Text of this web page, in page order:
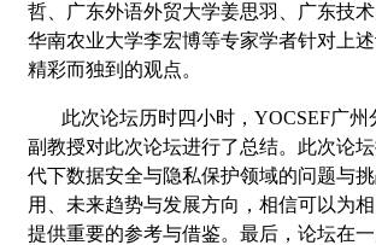
哲、广东外语外贸大学姜思羽、广东技术
华南农业大学李宏博等专家学者针对上
精彩而独到的观点。
此次论坛历时四小时， YOCSEF广州
副教授对此次论坛进行了总结。 此次论
代下数据安全与隐私保护领域的问题与
用、未来趋势与发展方向，相信可以为
提供重要的参考与借鉴。最后，论坛在